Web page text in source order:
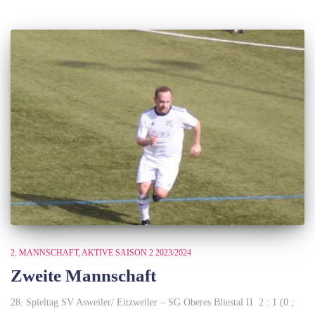
2. MANNSCHAFT AKTIVE SAISON 2 2023/2024
Zweite Mannschaft
28. Spieltag SV Asweiler/ Eitzweiler – SG Oberes Bliestal II 2 : 1 (0 ;